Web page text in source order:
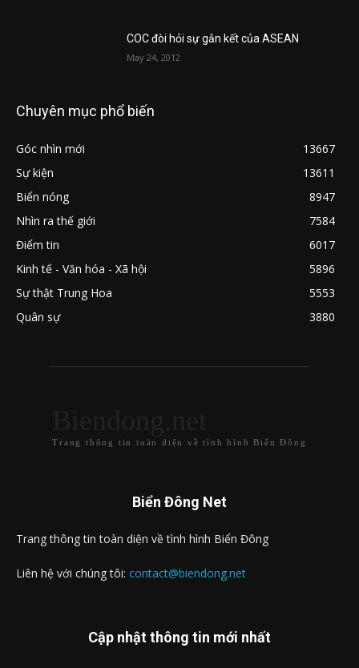
COC đòi hỏi sự gắn kết của ASEAN
May 24, 2012
Chuyên mục phổ biến
Góc nhìn mới
13667
Sự kiện
13611
Biển nóng
8947
Nhìn ra thế giới
7584
Điểm tin
6017
Kinh tế - Văn hóa - Xã hội
5896
Sự thật Trung Hoa
5553
Quân sự
3880
Trang thông tin toàn diện về tình hình Biển Đông
Biển Đông Net
Trang thông tin toàn diện về tình hình Biển Đông
Liên hệ với chúng tôi: contact@biendong.net
Cập nhật thông tin mới nhất